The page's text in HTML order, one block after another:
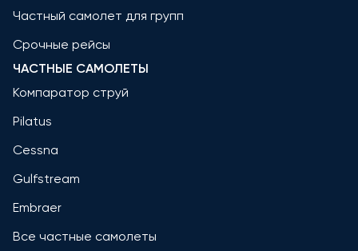
Частный самолет для групп
Срочные рейсы
ЧАСТНЫЕ САМОЛЕТЫ
Компаратор струй
Pilatus
Cessna
Gulfstream
Embraer
Все частные самолеты